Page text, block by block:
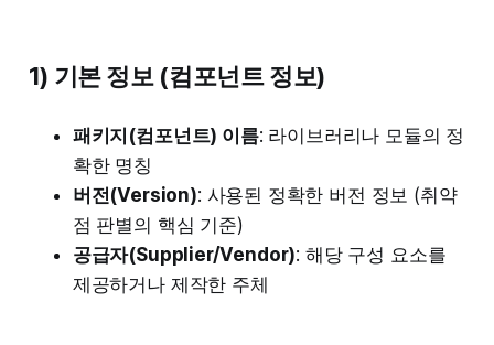
1) 기본 정보 (컴포넌트 정보)
패키지(컴포넌트) 이름: 라이브러리나 모듈의 정
확한 명칭
버전(Version): 사용된 정확한 버전 정보 (취약
점 판별의 핵심 기준)
공급자(Supplier/Vendor): 해당 구성 요소를
제공하거나 제작한 주체